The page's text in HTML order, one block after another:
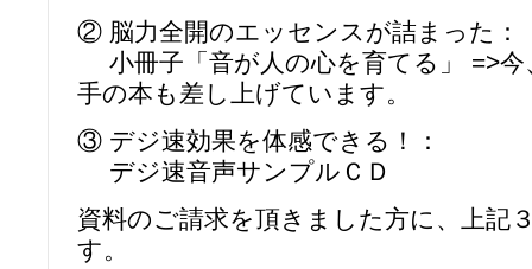
② 脳力全開のエッセンスが詰まった：
小冊子「音が人の心を育てる」 =>今
手の本も差し上げています。
③ デジ速効果を体感できる！：
デジ速音声サンプルＣＤ
資料のご請求を頂きました方に、上記
す。